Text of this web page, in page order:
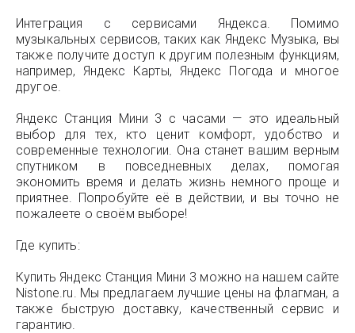
Интеграция с сервисами Яндекса. Помимо
музыкальных сервисов, таких как Яндекс Музыка, вы
также получите доступ к другим полезным функциям,
например, Яндекс Карты, Яндекс Погода и многое
другое.
Яндекс Станция Мини 3 с часами — это идеальный
выбор для тех, кто ценит комфорт, удобство и
современные технологии. Она станет вашим верным
спутником в повседневных делах, помогая
экономить время и делать жизнь немного проще и
приятнее. Попробуйте её в действии, и вы точно не
пожалеете о своём выборе!
Где купить:
Купить Яндекс Станция Мини 3 можно на нашем сайте
Nistone.ru. Мы предлагаем лучшие цены на флагман, а
также быструю доставку, качественный сервис и
гарантию.